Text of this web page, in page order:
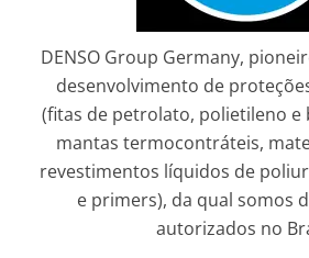
DENSO Group Germany,
desenvolvimento de
(fitas de petrolato, polietileno e
mantas termocontráteis,
revestimentos líquidos de
e primers), da qual somos
autorizados no